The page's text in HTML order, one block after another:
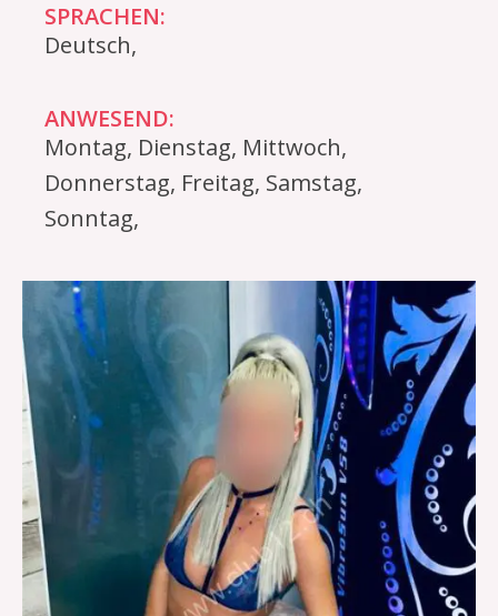
SPRACHEN:
Deutsch,
ANWESEND:
Montag, Dienstag, Mittwoch,
Donnerstag, Freitag, Samstag,
Sonntag,